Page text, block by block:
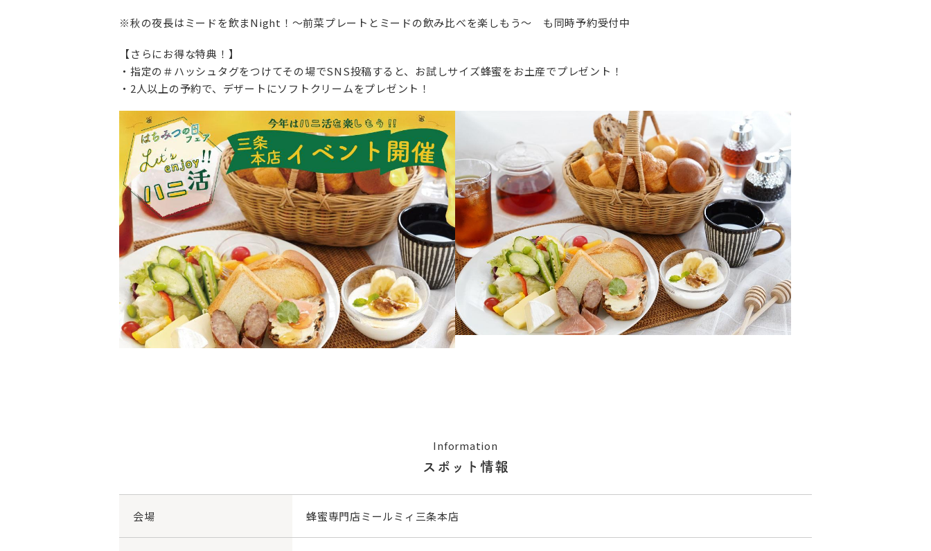
※秋の夜長はミードを飲まNight！～前菜プレートとミードの飲み比べを楽しもう～ も同時予約受付中
【さらにお得な特典！】
・指定の＃ハッシュタグをつけてその場でSNS投稿すると、お試しサイズ蜂蜜をお土産でプレゼント！
・2人以上の予約で、デザートにソフトクリームをプレゼント！
Information
スポット情報
会場 蜂蜜専門店ミールミィ三条本店